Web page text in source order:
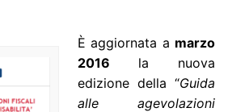
È aggiornata a marzo
2016 la nuova
edizione della “Guida
alle agevolazioni